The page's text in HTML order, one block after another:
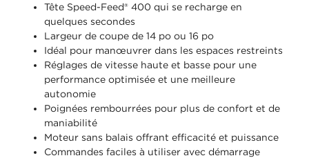
Tête Speed-Feed® 400 qui se recharge en
quelques secondes
Largeur de coupe de 14 po ou 16 po
Idéal pour manœuvrer dans les espaces restreints
Réglages de vitesse haute et basse pour une
performance optimisée et une meilleure
autonomie
Poignées rembourrées pour plus de confort et de
maniabilité
Moteur sans balais offrant efficacité et puissance
Commandes faciles à utiliser avec démarrage